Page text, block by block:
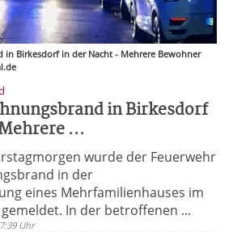
in Birkesdorf in der Nacht - Mehrere Bewohner
in Birkesdorf
...
wurde der Feuerwehr
in der
eines Mehrfamilienhauses im
In der betroffenen ...
Uhr